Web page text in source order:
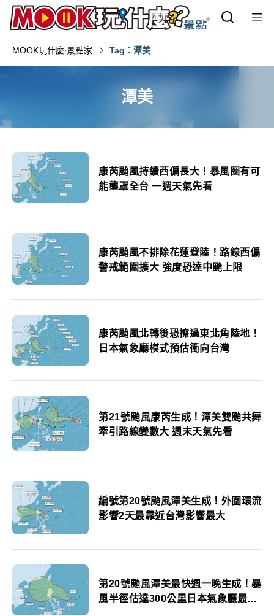
MOOK玩什麼‧景點家 Tag：潭美
潭美
康芮颱風持續西偏長大！暴風圈有可
能壟罩全台 一週天氣先看
康芮颱風不排除花蓮登陸！路線西偏
警戒範圍擴大 強度恐達中颱上限
康芮颱風北轉後恐擦過東北角陸地！
日本氣象廳模式預估衝向台灣
第21號颱風康芮生成！潭美雙颱共舞
牽引路線變數大 週末天氣先看
編號第20號颱風潭美生成！外圍環流
影響2天最靠近台灣影響最大
第20號颱風潭美最快週一晚生成！暴
風半徑估達300公里日本氣象廳最新